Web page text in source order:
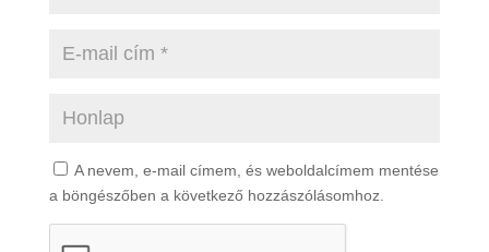
A nevem, e-mail címem, és weboldalcímem mentése
a böngészőben a következő hozzászólásomhoz.